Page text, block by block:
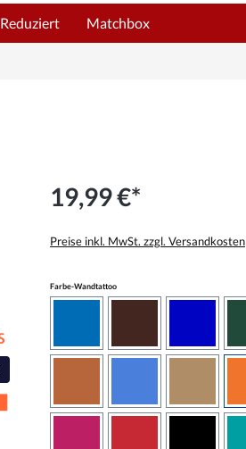
Reduziert Matchbox
19,99 €*
Preise inkl. MwSt. zzgl. Versandkosten
Farbe-Wandtattooauswählen